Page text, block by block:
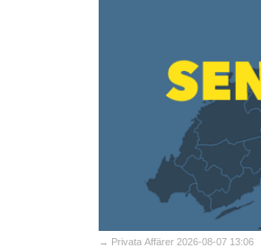
→ Privata Affärer 2026-08-07 13:06